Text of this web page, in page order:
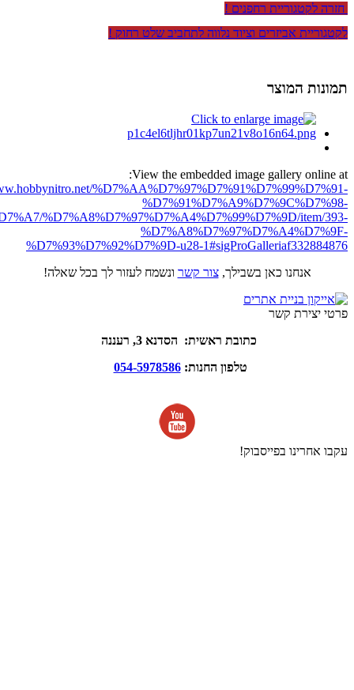
חזרה לקטגוריית רחפנים !
לקטגוריית אביזרים וציוד נלווה לתחביב שלט רחוק !
תמונות המוצר
View the embedded image gallery online at:
%D7%AA%D7%97%D7%91%D7%99%D7%91-
%D7%91%D7%A9%D7%9C%D7%98-
%D7%A8%D7%97%D7%A4%D7%99%D7%9D/item/393-
%D7%A8%D7%97%D7%A4%D7%9F-
%D7%93%D7%92%D7%9D-u28-1#sigProGalleriaf332884876
אנחנו כאן בשבילך,צור קשר ונשמח לעזור לך בכל שאלה!
פרטי יצירת קשר
כתובת ראשית: הסדנא 3, רעננה
טלפון החנות:054-5978586
עקבו אחרינו בפייסבוק!